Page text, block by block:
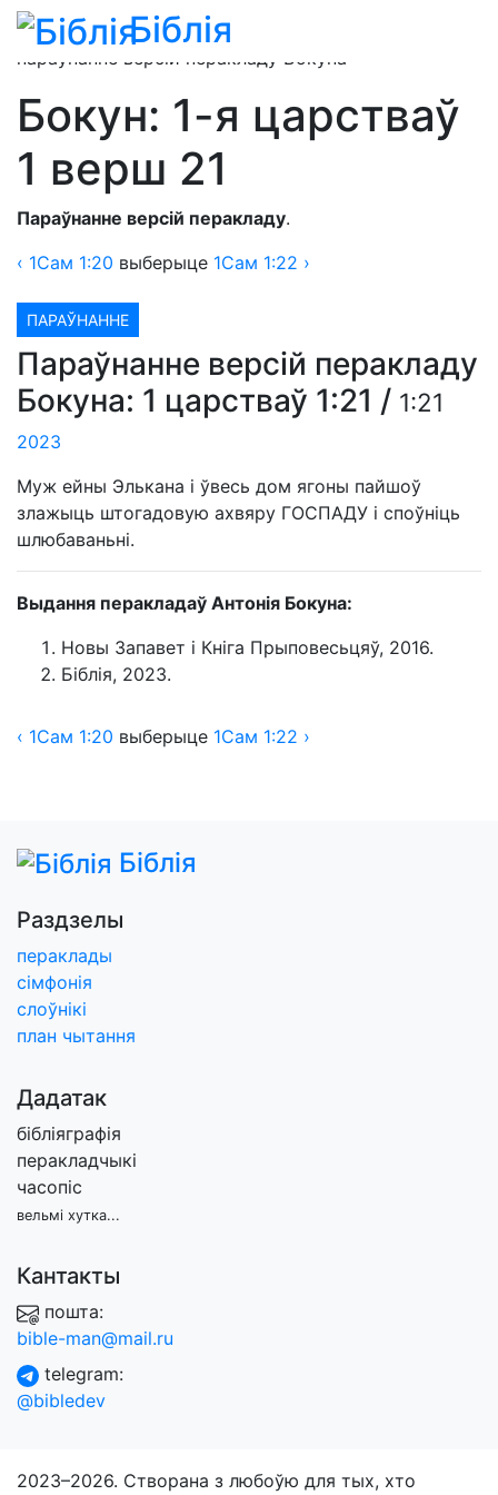
Біблія
1-я царстваў 1 разьдзел
параўнанне версій перакладу Бокуна
Бокун: 1-я царстваў
1 верш 21
Параўнанне версій перакладу.
‹ 1Сам 1:20 выберыце 1Сам 1:22 ›
ПАРАЎНАННЕ
Параўнанне версій перакладу
Бокуна: 1 царстваў 1:21 / 1:21
2023
Муж ейны Элькана і ўвесь дом ягоны пайшоў
злажыць штогадовую ахвяру ГОСПАДУ і споўніць
шлюбаваньні.
Выдання перакладаў Антонія Бокуна:
Новы Запавет і Кніга Прыповесьцяў, 2016.
Біблія, 2023.
‹ 1Сам 1:20 выберыце 1Сам 1:22 ›
Біблія
Раздзелы
пераклады
сімфонія
слоўнікі
план чытання
Дадатак
бібліяграфія
перакладчыкі
часопіс
вельмі хутка...
Кантакты
пошта:
bible-man@mail.ru
telegram:
@bibledev
2023–2026. Створана з любоўю для тых, хто